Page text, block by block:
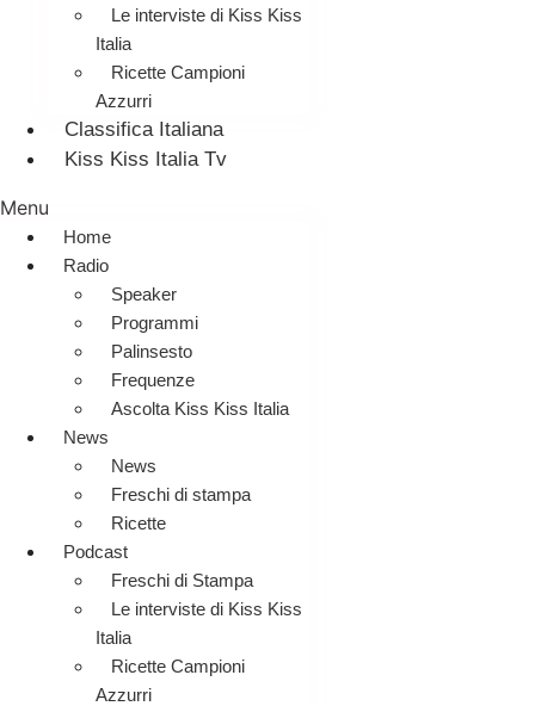
Le interviste di Kiss Kiss
Italia
Ricette Campioni
Azzurri
Classifica Italiana
Kiss Kiss Italia Tv
Menu
Home
Radio
Speaker
Programmi
Palinsesto
Frequenze
Ascolta Kiss Kiss Italia
News
News
Freschi di stampa
Ricette
Podcast
Freschi di Stampa
Le interviste di Kiss Kiss
Italia
Ricette Campioni
Azzurri